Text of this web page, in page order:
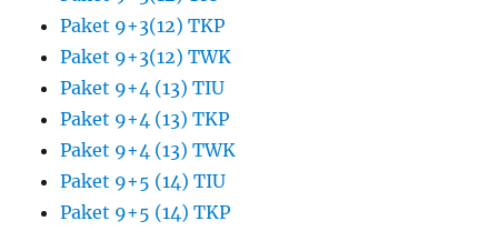
Paket 9+3(12) TKP
Paket 9+3(12) TWK
Paket 9+4 (13) TIU
Paket 9+4 (13) TKP
Paket 9+4 (13) TWK
Paket 9+5 (14) TIU
Paket 9+5 (14) TKP